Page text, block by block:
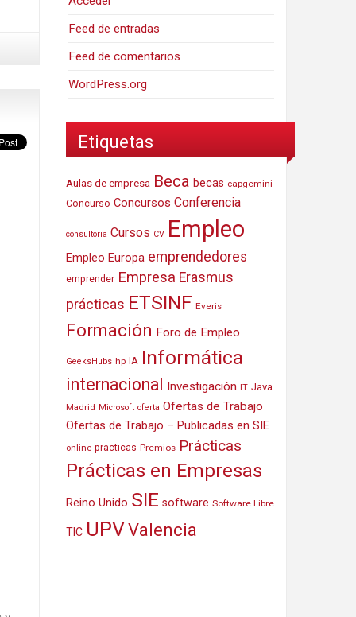
Feed de entradas
Feed de comentarios
WordPress.org
Etiquetas
Aulas de empresa Beca becas capgemini
Concurso Concursos Conferencia
consultoria Cursos CV Empleo
Empleo Europa emprendedores
emprender Empresa Erasmus
prácticas ETSINF Everis
Formación Foro de Empleo
GeeksHubs hp IA Informática
internacional Investigación IT Java
Madrid Microsoft oferta Ofertas de Trabajo
Ofertas de Trabajo – Publicadas en SIE
online practicas Premios Prácticas
Prácticas en Empresas
Reino Unido SIE software Software Libre
TIC UPVValencia